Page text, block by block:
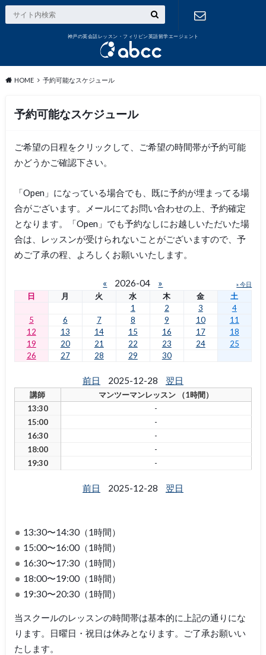
神戸の英会話レッスン・フィリピン英語留学エージェント
HOME 予約可能なスケジュール
予約可能なスケジュール
ご希望の日程をクリックして、ご希望の時間帯が予約可能
かどうかご確認下さい。
「Open」になっている場合でも、既に予約が埋まってる場
合がございます。メールにてお問い合わせの上、予約確定
となります。「Open」でも予約なしにお越しいただいた場
合は、レッスンが受けられないことがございますので、予
めご了承の程、よろしくお願いいたします。
« 2026-04 » » 今日
日 月 火 水 木 金
土
1
2 3
4
5
6 7 8 9 10
11
12
13 14 15 16 17
18
19
20 21 22 23 24
25
26
27 28 29 30
前日 2025-12-28 翌日
講師
マンツーマンレッスン （1時間）
13:30
-
15:00
-
16:30
-
18:00
-
19:30
-
前日 2025-12-28 翌日
13:30〜14:30（1時間）
15:00〜16:00（1時間）
16:30〜17:30（1時間）
18:00〜19:00（1時間）
19:30〜20:30（1時間）
当スクールのレッスンの時間帯は基本的に上記の通りにな
ります。日曜日・祝日は休みとなります。ご了承お願いい
たします。